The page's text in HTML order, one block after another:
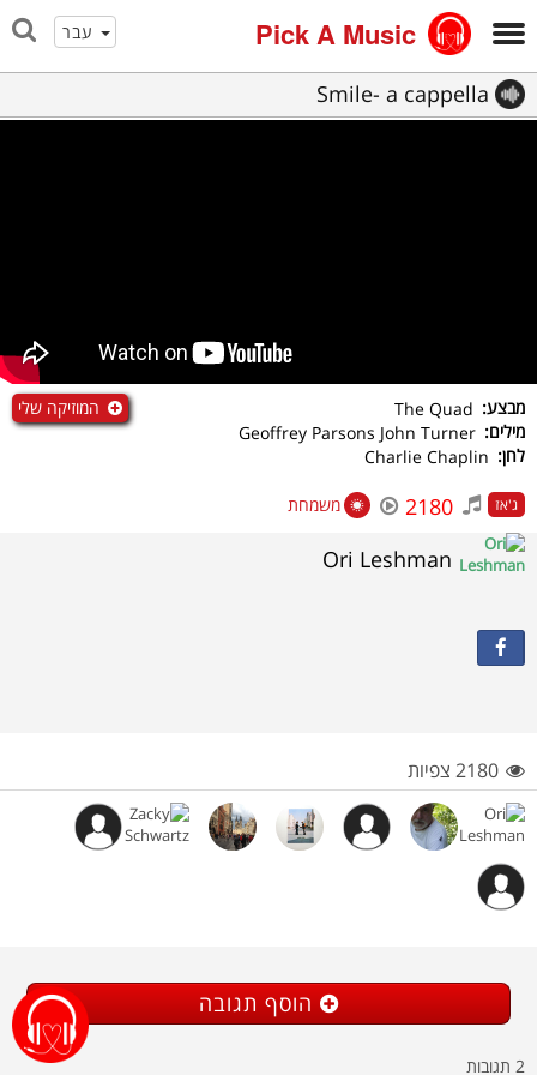
עבר Pick A Music
Smile- a cappella
מבצע: The Quad
מילים: Geoffrey Parsons John Turner
לחן: Charlie Chaplin
המוזיקה שלי
ג'אז 2180 משמחת
Ori Leshman
2180 צפיות
הוסף תגובה
2 תגובות